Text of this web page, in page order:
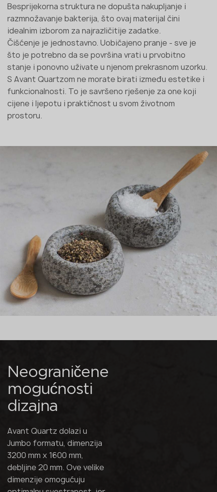
Besprijekorna struktura ne dopušta nakupljanje i
razmnožavanje bakterija, što ovaj materijal čini
idealnim izborom za najrazličitije zadatke.
Čišćenje je jednostavno. Uobičajeno pranje - sve je
što je potrebno da se površina vrati u prvobitno
stanje i ponovno uživate u njenom prekrasnom uzorku.
S Avant Quartzom ne morate birati između estetike i
funkcionalnosti. To je savršeno rješenje za one koji
cijene i ljepotu i praktičnost u svom životnom
prostoru.
Neograničene
mogućnosti
dizajna
Avant Quartz dolazi u
Jumbo formatu, dimenzija
3200 mm x 1600 mm,
debljine 20 mm. Ove velike
dimenzije omogućuju